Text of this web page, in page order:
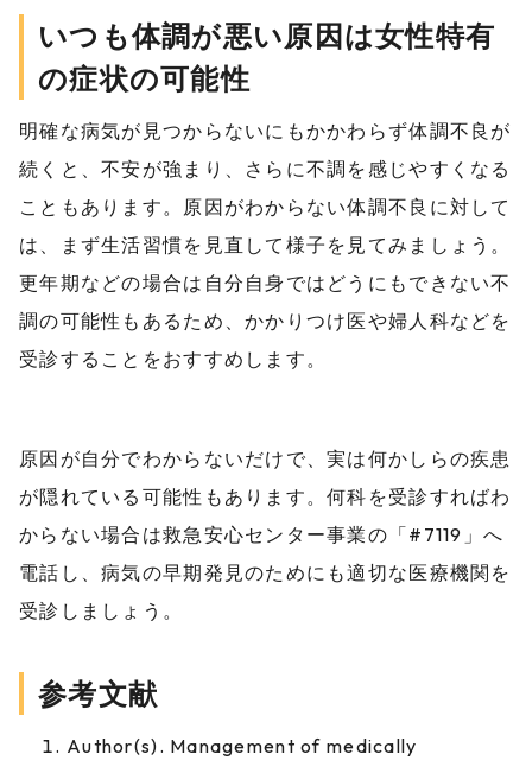
いつも体調が悪い原因は女性特有
の症状の可能性
明確な病気が見つからないにもかかわらず体調不良が
続くと、不安が強まり、さらに不調を感じやすくなる
こともあります。原因がわからない体調不良に対して
は、まず生活習慣を見直して様子を見てみましょう。
更年期などの場合は自分自身ではどうにもできない不
調の可能性もあるため、かかりつけ医や婦人科などを
受診することをおすすめします。
原因が自分でわからないだけで、実は何かしらの疾患
が隠れている可能性もあります。何科を受診すればわ
からない場合は救急安心センター事業の「#7119」へ
電話し、病気の早期発見のためにも適切な医療機関を
受診しましょう。
参考文献
Author(s). Management of medically